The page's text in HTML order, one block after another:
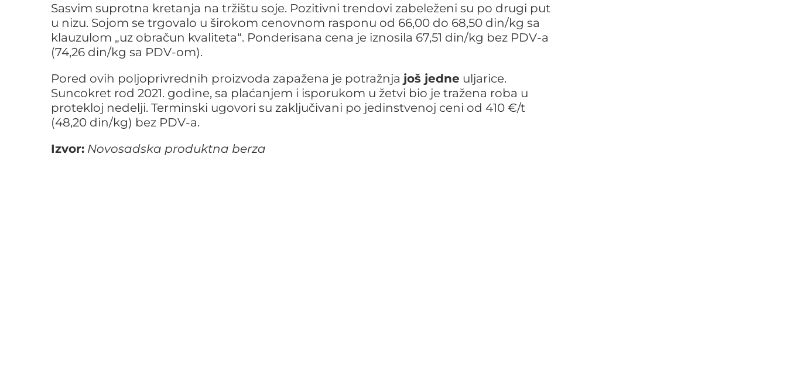
Sasvim suprotna kretanja na tržištu soje. Pozitivni trendovi zabeleženi su po drugi put
u nizu. Sojom se trgovalo u širokom cenovnom rasponu od 66,00 do 68,50 din/kg sa
klauzulom „uz obračun kvaliteta“. Ponderisana cena je iznosila 67,51 din/kg bez PDV-a
(74,26 din/kg sa PDV-om).
Pored ovih poljoprivrednih proizvoda zapažena je potražnja još jedne uljarice.
Suncokret rod 2021. godine, sa plaćanjem i isporukom u žetvi bio je tražena roba u
protekloj nedelji. Terminski ugovori su zaključivani po jedinstvenoj ceni od 410 €/t
(48,20 din/kg) bez PDV-a.
Izvor: Novosadska produktna berza